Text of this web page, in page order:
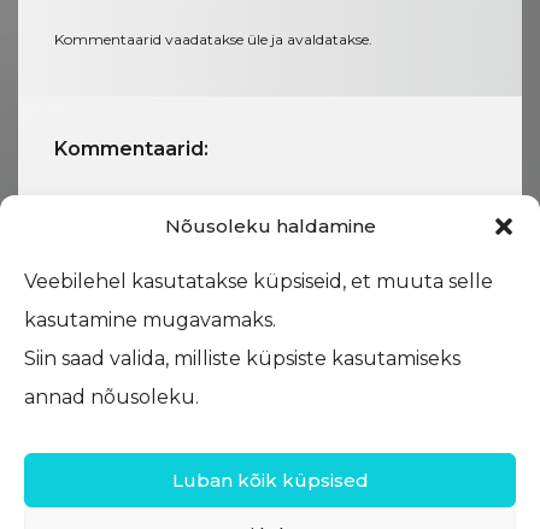
Nõusoleku haldamine
Veebilehel kasutatakse küpsiseid, et muuta selle
kasutamine mugavamaks.
Siin saad valida, milliste küpsiste kasutamiseks
annad nõusoleku.
Luban kõik küpsised
Kommentaarid vaadatakse üle ja avaldatakse.
Kommentaarid: